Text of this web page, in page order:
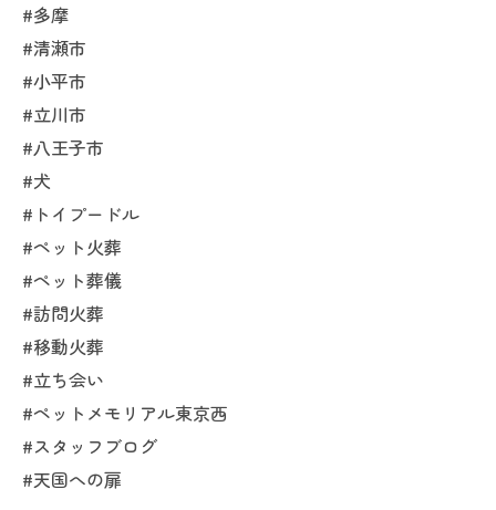
#多摩
#清瀬市
#小平市
#立川市
#八王子市
#犬
#トイプードル
#ペット火葬
#ペット葬儀
#訪問火葬
#移動火葬
#立ち会い
#ペットメモリアル東京西
#スタッフブログ
#天国への扉